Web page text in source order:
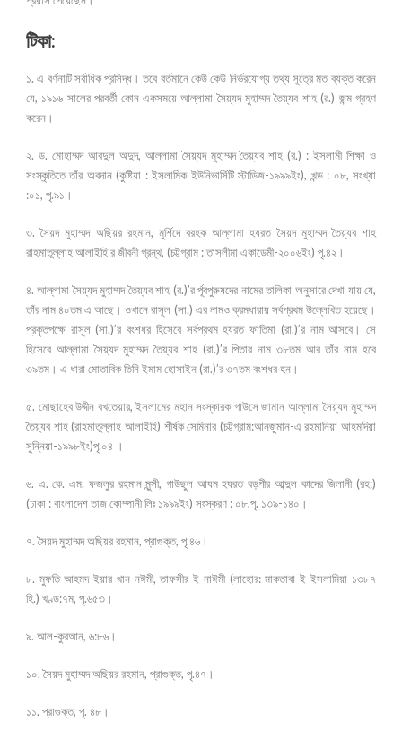
টিকা:
১. এ বর্ণনাটি সর্বাধিক প্রসিদ্ধ। তবে বর্তমানে কেউ কেউ নির্ভরযোগ্য তথ্য সূত্রে মত ব্যক্ত করেন
যে, ১৯১৬ সালের পরবর্তী কোন একসময়ে আল্লামা সৈয়্যদ মুহাম্মদ তৈয়্যব শাহ (র.) জন্ম গ্রহণ
করেন।
২. ড. মোহাম্মদ আবদুল অদুদ, আল্লামা সৈয়্যদ মুহাম্মদ তৈয়্যব শাহ (র.) : ইসলামী শিক্ষা ও
সংস্কৃতিতে তাঁর অবদান (কুষ্টিয়া : ইসলামিক ইউনিভার্সিটি স্টাডিজ-১৯৯৯ইং), খন্ড : ০৮, সংখ্যা
:০১, পৃ.৯১।
৩. সৈয়দ মুহাম্মদ অছিয়র রহমান, মুর্শিদে বরহক আল্লামা হযরত সৈয়দ মুহাম্মদ তৈয়্যব শাহ
রাহমাতুল্লাহ আলাইহি’র জীবনী গ্রন্থ, (চট্টগ্রাম : তাসলীমা একাডেমী-২০০৬ইং) পৃ.৪২।
৪. আল্লামা সৈয়্যদ মুহাম্মদ তৈয়্যব শাহ (র.)’র র্পূবপুরুষদের নামের তালিকা অনুসারে দেখা যায় যে,
তাঁর নাম ৪০তম এ আছে। ওখানে রাসূল (সা.) এর নামও ক্রমধারায় সর্বপ্রথম উল্লেখিত হয়েছে।
প্রকৃতপক্ষে রাসূল (সা.)’র বংশধর হিসেবে সর্বপ্রথম হযরত ফাতিমা (রা.)’র নাম আসবে। সে
হিসেবে আল্লামা সৈয়্যদ মুহাম্মদ তৈয়্যব শাহ (রা.)’র পিতার নাম ৩৮তম আর তাঁর নাম হবে
৩৯তম। এ ধারা মোতাবিক তিনি ইমাম হোসাইন (রা.)’র ৩৭তম বংশধর হন।
৫. মোছাহেব উদ্দীন বখতেয়ার, ইসলামের মহান সংস্কারক গাউসে জামান আল্লামা সৈয়্যদ মুহাম্মদ
তৈয়্যব শাহ (রাহমাতুল্লাহ আলাইহি) শীর্ষক সেমিনার (চট্টগ্রাম:আনজুমান-এ রহমানিয়া আহমদিয়া
সুন্নিয়া-১৯৯৮ইং)পৃ.০৪ ।
৬. এ. কে. এম. ফজলুর রহমান মুন্সী, গাউছুল আযম হযরত বড়পীর আব্দুল কাদের জিলানী (রহ:)
(ঢাকা : বাংলাদেশ তাজ কোম্পানী লিঃ ১৯৯৯ইং) সংস্করণ : ০৮,পৃ. ১৩৯-১৪০।
৭. সৈয়দ মুহাম্মদ অছিয়র রহমান, প্রাগুক্ত, পৃ.৪৬।
৮. মুফতি আহমদ ইয়ার খান নঈমী, তাফসীর-ই নাঈমী (লাহোর: মাকতাবা-ই ইসলামিয়া-১৩৮৭
হি.) খণ্ড:৭ম, পৃ.৬৫৩।
৯. আল-কুরআন, ৬:৮৬।
১০. সৈয়দ মুহাম্মদ অছিয়র রহমান, প্রাগুক্ত, পৃ.৪৭।
১১. প্রাগুক্ত, পৃ. ৪৮।